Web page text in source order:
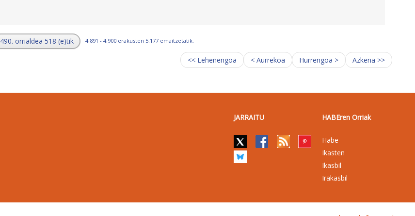
490. orrialdea 518 (e)tik 4.891 - 4.900 erakusten 5.177 emaitzetatik.
<< Lehenengoa < Aurrekoa Hurrengoa > Azkena >>
JARRAITU HABEren Orriak
Habe
Ikasten
Ikasbil
Irakasbil